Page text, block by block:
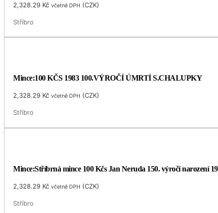
2,328.29 Kč včetně DPH (CZK)
Stříbro
Mince:100 KČS 1983 100.VÝROČÍ ÚMRTÍ S.CHALUPKY
2,328.29 Kč včetně DPH (CZK)
Stříbro
Mince:Stříbrná mince 100 Kčs Jan Neruda 150. výročí narození
2,328.29 Kč včetně DPH (CZK)
Stříbro